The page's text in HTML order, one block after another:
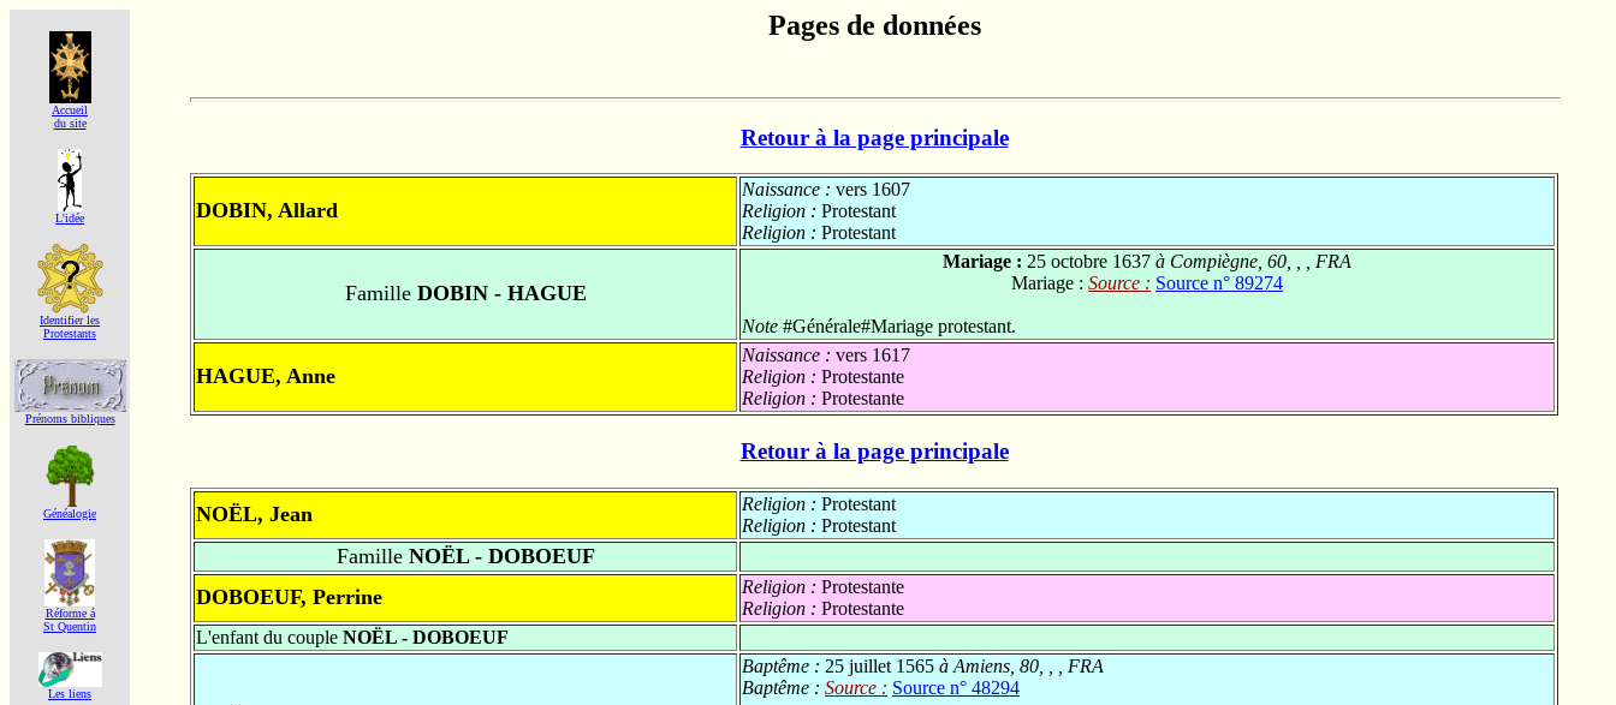
Accueil
du site
L'idée
Identifier les
Protestants
Prénoms bibliques
Généalogie
Réforme á
St Quentin
Les liens
Pages de données
Retour à la page principale
DOBIN, Allard
Naissance : vers 1607
Religion : Protestant
Religion : Protestant
FamilleDOBIN - HAGUE
Mariage : 25 octobre 1637 à Compiègne, 60, , , FRA
Mariage : Source : Source n° 89274
Note #Générale#Mariage protestant.
HAGUE, Anne
Naissance : vers 1617
Religion : Protestante
Religion : Protestante
Retour à la page principale
NOËL, Jean Religion : Protestant
Religion : Protestant
FamilleNOËL - DOBOEUF
DOBOEUF, Perrine
Religion : Protestante
Religion : Protestante
L'enfant du couple NOËL - DOBOEUF
Baptême : 25 juillet 1565 à Amiens, 80, , , FRA
Baptême : Source : Source n° 48294